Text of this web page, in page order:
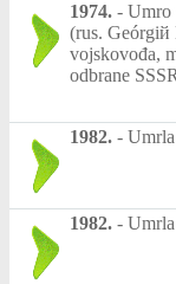
1974. - Umro
(rus.
vojskovođa,
odbrane
1982. -
1982. -